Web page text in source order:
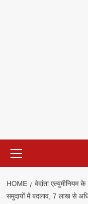
Menu
HOME
वेदांता एल्युमीनियम
समुदायों में बदलाव, 7 लाख से